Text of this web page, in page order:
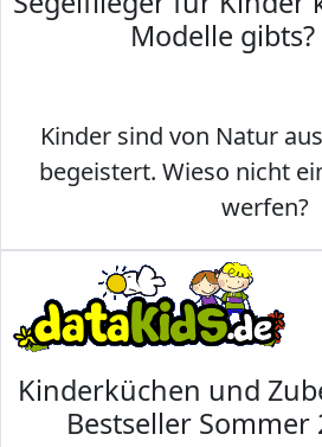
Modelle gibts?
Kinder sind von Natur
begeistert. Wieso nicht
werfen?
Kinderküchen und
Bestseller Sommer